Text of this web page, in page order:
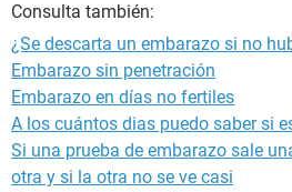
Consulta también:
¿Se descarta un embarazo si no
Embarazo sin penetración
Embarazo en días no fertiles
A los cuántos dias puedo saber si
Si una prueba de embarazo sale
otra y si la otra no se ve casi